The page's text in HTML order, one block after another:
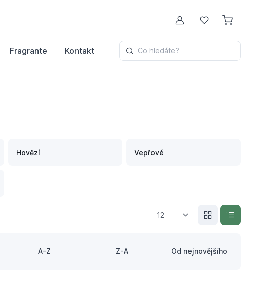
Můj účetOblíbené
Fragrante Kontakt Co hledáte?
Hovězí Vepřové
12
A-Z Z-A Od nejnovějšího